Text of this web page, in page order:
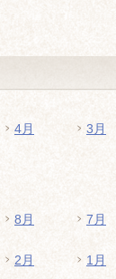
4月 3月
8月 7月
2月 1月